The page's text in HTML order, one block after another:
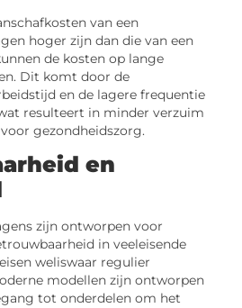
van een
hoger zijn dan die van een
de kosten op lange
Dit komt door de
en de lagere frequentie
resulteert in minder verzuim
gezondheidszorg.
en
zijn ontworpen voor
in veeleisende
weliswaar regulier
modellen zijn ontworpen
tot onderdelen om het